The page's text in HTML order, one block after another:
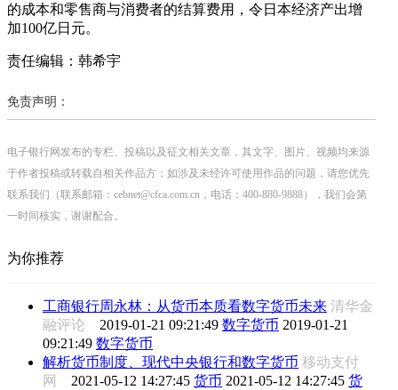
的成本和零售商与消费者的结算费用，令日本经济产出增
加100亿日元。
责任编辑：韩希宇
免责声明：
电子银行网发布的专栏、投稿以及征文相关文章，其文字、图片、视频均来源
于作者投稿或转载自相关作品方；如涉及未经许可使用作品的问题，请您优先
联系我们（联系邮箱：cebnet@cfca.com.cn，电话：400-880-9888），我们会第
一时间核实，谢谢配合。
为你推荐
工商银行周永林：从货币本质看数字货币未来 清华金
融评论 2019-01-21 09:21:49 数字货币 2019-01-21
09:21:49 数字货币
解析货币制度、现代中央银行和数字货币 移动支付
网 2021-05-12 14:27:45 货币 2021-05-12 14:27:45 货